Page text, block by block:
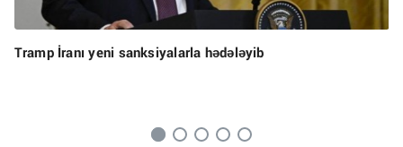
Tramp İranı yeni sanksiyalarla hədələyib